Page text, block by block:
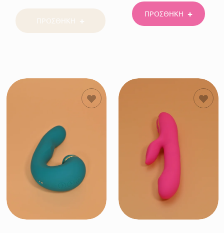
ΠΡΟΣΘΗΚΗ
ΠΡΟΣΘΗΚΗ
ΠΡΟΣΘΗΚΗ ΠΡΟΣΘΗΚΗ